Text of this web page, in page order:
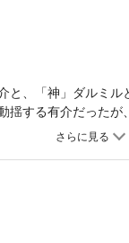
と、「神」ダルミ
する有介だったが
明らかに…!? 人と